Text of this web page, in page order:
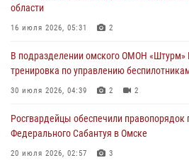
Росгвардейцы приняли участие в
Руси в Омске
При содействии спецназа Росгвардии
миграционного законодательства в Омске
области
16 июля 2026, 05:31 2
В подразделении омского ОМОН «Штурм»
тренировка по управлению
30 июля 2026, 04:39 2 2
Росгвардейцы обеcпечили правопорядок
Федерального Сабантуя в Омске
20 июля 2026, 02:57 3